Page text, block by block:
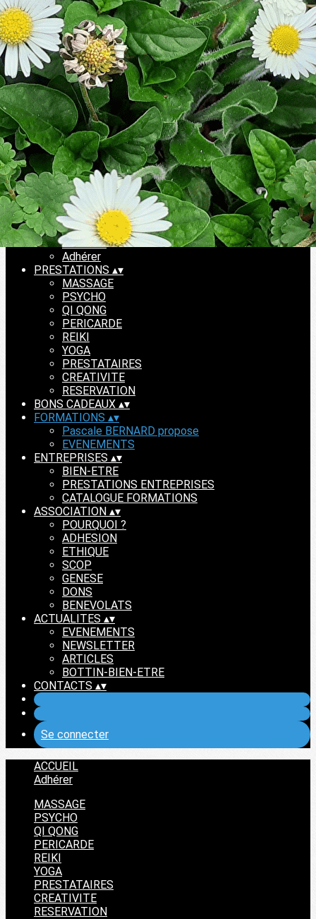
Exporter les lignes sélectionnées
Exporter toutes les colonnes
Exporter uniquement les colonnes affichées
Menu
<
>
Pascale BERNARD propose
EVENEMENTS
Ajoutez un logo, un bouton, des réseaux sociaux
Cliquez pour éditer
ACCUEIL ▾
ACCUEIL
Adhérer
PRESTATIONS ▴▾
MASSAGE
PSYCHO
QI QONG
PERICARDE
REIKI
YOGA
PRESTATAIRES
CREATIVITE
RESERVATION
BONS CADEAUX ▴▾
FORMATIONS ▴▾
Pascale BERNARD propose
EVENEMENTS
ENTREPRISES ▴▾
BIEN-ETRE
PRESTATIONS ENTREPRISES
CATALOGUE FORMATIONS
ASSOCIATION ▴▾
POURQUOI ?
ADHESION
ETHIQUE
SCOP
GENESE
DONS
BENEVOLATS
ACTUALITES ▴▾
EVENEMENTS
NEWSLETTER
ARTICLES
BOTTIN-BIEN-ETRE
CONTACTS ▴▾
Se connecter
ACCUEIL
Adhérer
MASSAGE
PSYCHO
QI QONG
PERICARDE
REIKI
YOGA
PRESTATAIRES
CREATIVITE
RESERVATION